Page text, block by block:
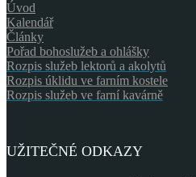
Úvod
Kalendář
Články
Pořad bohoslužeb a ohlášky
Rozpis služeb lektorů a akolytů
Rozpis úklidu ve farním kostele
Rozpis služeb ve farní kavárně
UŽITEČNÉ ODKAZY